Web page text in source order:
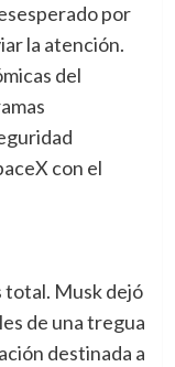
por
la atención.
del
con el
total. Musk dejó
de una tregua
destinada a